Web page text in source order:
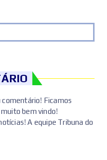
comentário! Ficamos
bem vindo!
A equipe Tribuna do